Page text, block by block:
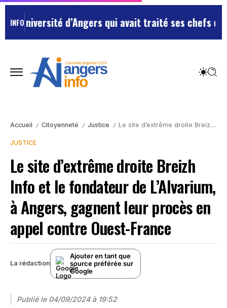
INFOd’Angers qui avait traité ses chefs de “chiens”
Accueil / Citoyenneté / Justice / Le site d’extrême droite Breizh Info et le fondateur de L’Alvarium, à Angers, gagnent leur procès en appel contre Ouest-France
JUSTICE
Le site d’extrême droite Breizh
Info et le fondateur de L’Alvarium,
à Angers, gagnent leur procès en
appel contre Ouest-France
La rédaction
Ajouter en tant que
source préférée sur
Google
Publié le 04/09/2024 à 19:52